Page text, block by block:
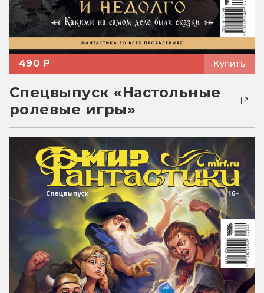
490 ₽ Купить
Спецвыпуск «Настольные
ролевые игры»